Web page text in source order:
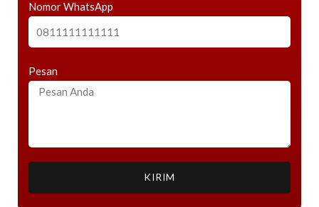
Nomor WhatsApp
Pesan
KIRIM